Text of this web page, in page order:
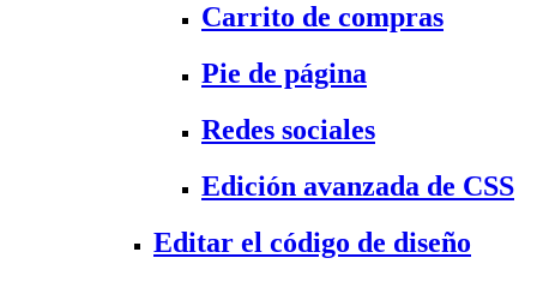
Carrito de compras
Pie de página
Redes sociales
Edición avanzada de CSS
Editar el código de diseño